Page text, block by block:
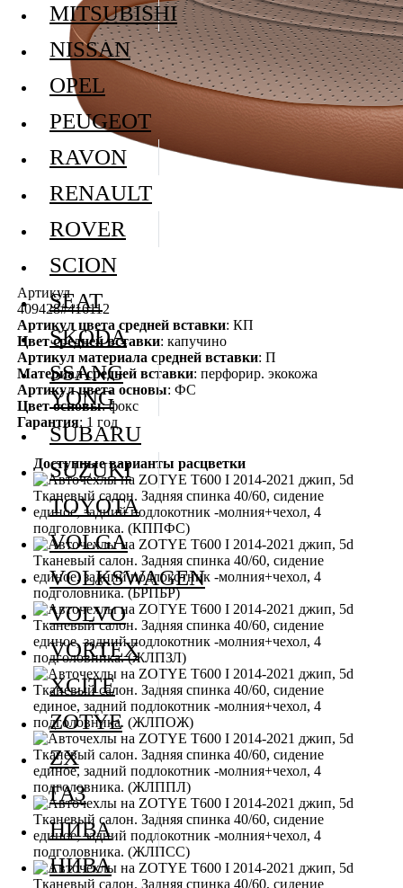
Артикул
409428#416112
Артикул цвета средней вставки: КП
Цвет средней вставки: капучино
Артикул материала средней вставки: П
Материал средней вставки: перфорир. экокожа
Артикул цвета основы: ФС
Цвет основы: фокс
Гарантия: 1 год
Доступные варианты расцветки
MITSUBISHI
NISSAN
OPEL
PEUGEOT
RAVON
RENAULT
ROVER
SCION
SEAT
SKODA
SSANG
YONG
SUBARU
SUZUKI
TOYOTA
VOLGA
VOLKSWAGEN
VOLVO
VORTEX
XCITE
ZOTYE
ZX
ГАЗ
НИВА
НИВА